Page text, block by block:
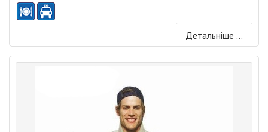
Детальніше ...